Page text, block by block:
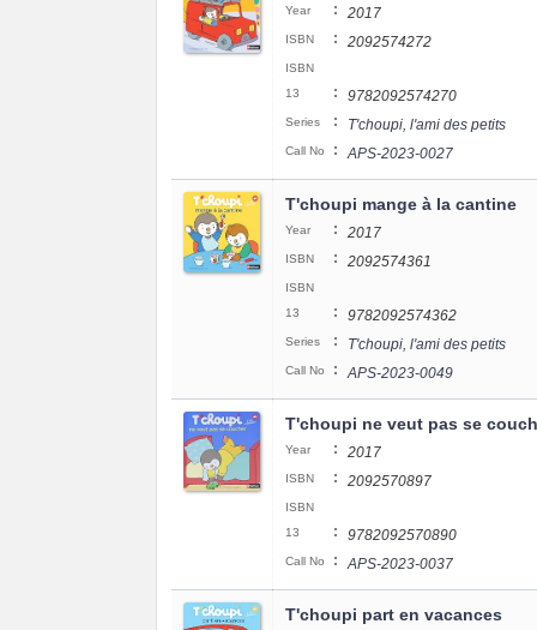
Year : 2017
ISBN : 2092574272
ISBN
13
: 9782092574270
Series : T'choupi, l'ami des petits
Call No : APS-2023-0027
T'choupi mange à la cantine
Year : 2017
ISBN : 2092574361
ISBN
13
: 9782092574362
Series : T'choupi, l'ami des petits
Call No : APS-2023-0049
T'choupi ne veut pas se
Year : 2017
ISBN : 2092570897
ISBN
13
: 9782092570890
Call No : APS-2023-0037
T'choupi part en vacances